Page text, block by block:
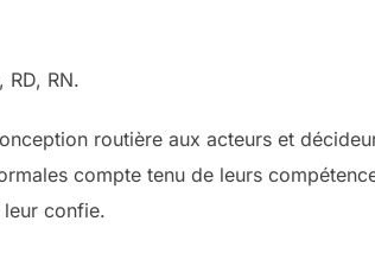
RN.
routière aux acteurs et
compte tenu de leurs
confie.